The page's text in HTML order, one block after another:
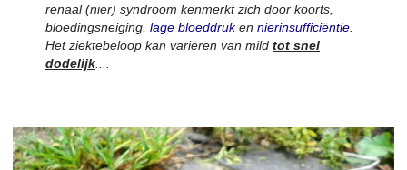
renaal (nier) syndroom kenmerkt zich door koorts,
bloedingsneiging, lage bloeddruk en nierinsufficiëntie.
Het ziektebeloop kan variëren van mild tot snel
dodelijk....